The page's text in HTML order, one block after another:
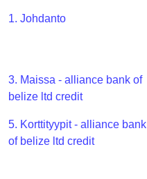
BIN
Checker
CC
Generator
from
Banks
1. Johdanto
3. Maissa - alliance bank of
belize ltd credit
5. Korttityypit - alliance bank
of belize ltd credit